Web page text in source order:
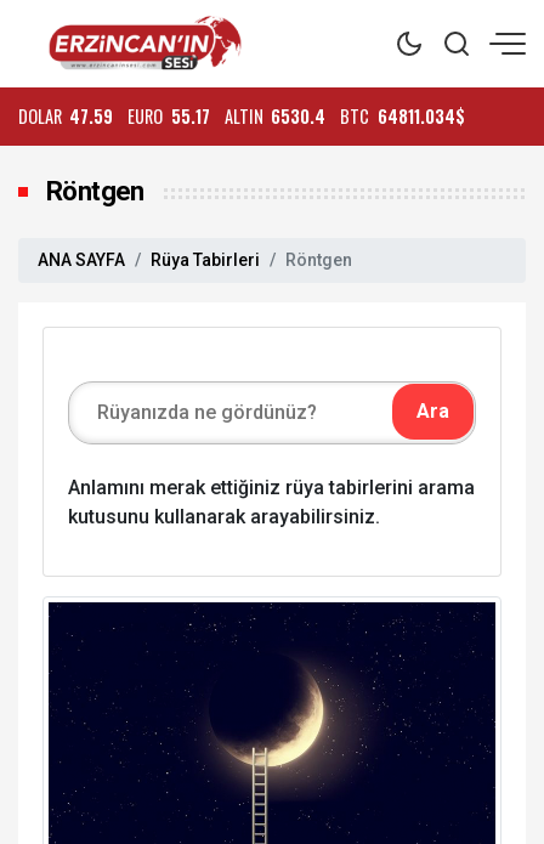
DOLAR 47.59 EURO 55.17 ALTIN 6530.4 BTC 64811.034$
Röntgen
ANA SAYFA Rüya Tabirleri Röntgen
Anlamını merak ettiğiniz rüya tabirlerini arama
kutusunu kullanarak arayabilirsiniz.